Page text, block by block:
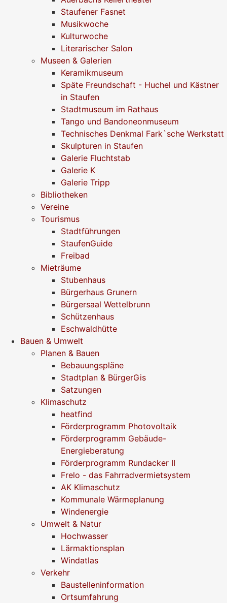
Staufener Fasnet
Musikwoche
Kulturwoche
Literarischer Salon
Museen & Galerien
Keramikmuseum
Späte Freundschaft - Huchel und Kästner
in Staufen
Stadtmuseum im Rathaus
Tango und Bandoneonmuseum
Technisches Denkmal Fark`sche Werkstatt
Skulpturen in Staufen
Galerie Fluchtstab
Galerie K
Galerie Tripp
Bibliotheken
Vereine
Tourismus
Stadtführungen
StaufenGuide
Freibad
Mieträume
Stubenhaus
Bürgerhaus Grunern
Bürgersaal Wettelbrunn
Schützenhaus
Eschwaldhütte
Bauen & Umwelt
Planen & Bauen
Bebauungspläne
Stadtplan & BürgerGis
Satzungen
Klimaschutz
heatfind
Förderprogramm Photovoltaik
Förderprogramm Gebäude-
Energieberatung
Förderprogramm Rundacker II
Frelo - das Fahrradvermietsystem
AK Klimaschutz
Kommunale Wärmeplanung
Windenergie
Umwelt & Natur
Hochwasser
Lärmaktionsplan
Windatlas
Verkehr
Baustelleninformation
Ortsumfahrung